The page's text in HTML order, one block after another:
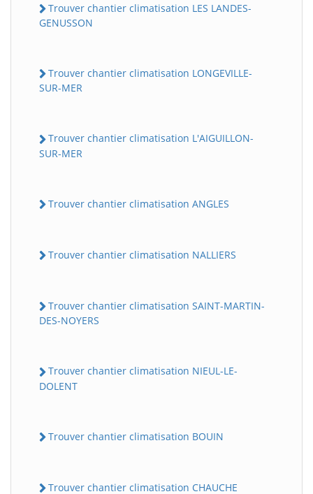
Trouver chantier climatisation LES LANDES-
GENUSSON
Trouver chantier climatisation LONGEVILLE-
SUR-MER
Trouver chantier climatisation L'AIGUILLON-
SUR-MER
Trouver chantier climatisation ANGLES
Trouver chantier climatisation NALLIERS
Trouver chantier climatisation SAINT-MARTIN-
DES-NOYERS
Trouver chantier climatisation NIEUL-LE-
DOLENT
Trouver chantier climatisation BOUIN
Trouver chantier climatisation CHAUCHE